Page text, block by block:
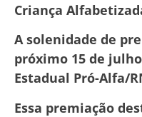
Criança
A solenidade de
próximo 15 de
Estadual Pró-Alfa/
Essa premiação